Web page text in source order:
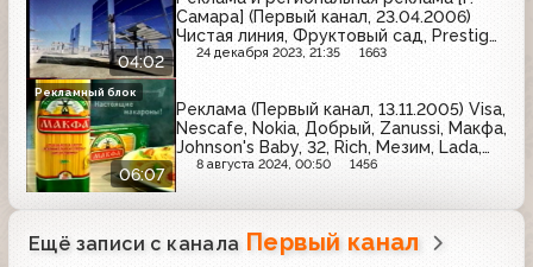
04:02
Самара] (Первый канал, 23.04.2006)
Чистая линия, Фруктовый сад, Prestige,
Opel, Johnson's, Умный обед,
Tropicana, Техносила
24 декабря 2023, 21:35 1663
06:07
Реклама (Первый канал, 13.11.2005) Visa,
Nescafe, Nokia, Добрый, Zanussi, Макфа,
Johnson's Baby, 32, Rich, Мезим, Lada,
Сбербанк России, Афлубин, Лукойл,
8 августа 2024, 00:50 1456
Рекламный блок
Ещё записи с канала Первый канал